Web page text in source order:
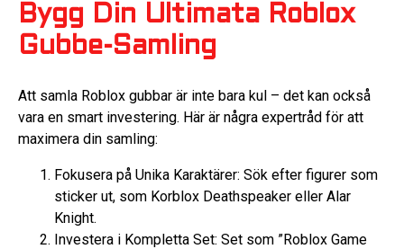
Bygg Din Ultimata Roblox
Gubbe-Samling
Att samla Roblox gubbar är inte bara kul – det kan också
vara en smart investering. Här är några expertråd för att
maximera din samling:
Fokusera på Unika Karaktärer: Sök efter figurer som
sticker ut, som Korblox Deathspeaker eller Alar
Knight.
Investera i Kompletta Set: Set som ”Roblox Game